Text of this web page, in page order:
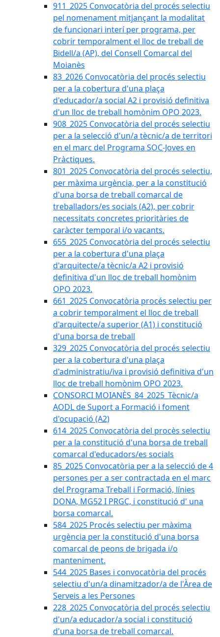
911_2025 Convocatòria del procés selectiu
pel nomenament mitjançant la modalitat
de funcionari interí per programa, per
cobrir temporalment el lloc de treball de
Bidell/a (AP), del Consell Comarcal del
Moianès
83_2026 Convocatòria del procés selectiu
per a la cobertura d'una plaça
d'educador/a social A2 i provisió definitiva
d'un lloc de treball homònim OPO 2023.
908_2025 Convocatòria del procés selectiu
per a la selecció d'un/a tècnic/a de territori
en el marc del Programa SOC-Joves en
Pràctiques.
801_2025 Convocatòria del procés selectiu,
per màxima urgència, per a la constitució
d'una borsa de treball comarcal de
treballadors/es socials (A2), per cobrir
necessitats concretes prioritàries de
caràcter temporal i/o vacants.
655_2025 Convocatòria del procés selectiu
per a la cobertura d'una plaça
d'arquitecte/a tècnic/a A2 i provisió
definitiva d'un lloc de treball homònim
OPO 2023.
661_2025 Convocatòria procés selectiu per
a cobrir temporalment el lloc de treball
d'arquitecte/a superior (A1) i constitució
d'una borsa de treball
329_2025 Convocatòria del procés selectiu
per a la cobertura d'una plaça
d'administratiu/iva i provisió definitiva d'un
lloc de treball homònim OPO 2023.
CONSORCI MOIANÈS_84_2025_Tècnic/a
AODL de Suport a Formació i foment
d'ocupació (A2)
614_2025 Convocatòria del procès selectiu
per a la constitució d'una borsa de treball
comarcal d'educadors/es socials
85_2025 Convocatòria per a la selecció de 4
persones per a ser contractada en el marc
del Programa Treball i Formació, línies
DONA, MG52 I PRGC, i constitució d' una
borsa comarcal.
584_2025 Procés selectiu per màxima
urgència per la constitució d'una borsa
comarcal de peons de brigada i/o
manteniment.
544_2025 Bases i convocatòria del procés
selectiu d'un/a dinamitzador/a de l'Àrea de
Serveis a les Persones
228_2025 Convocatòria del procés selectiu
d'un/a educador/a social i constitució
d'una borsa de treball comarcal.